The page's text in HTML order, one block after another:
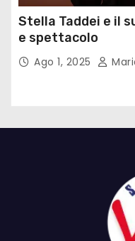
Stella Taddei e il
e spettacolo
Ago 1, 2025